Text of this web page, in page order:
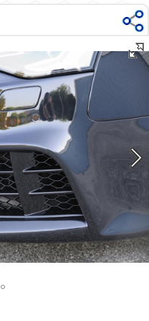
▲
д9 к2с5
пешком
364 2044
времени:
сб 12:00-16:00